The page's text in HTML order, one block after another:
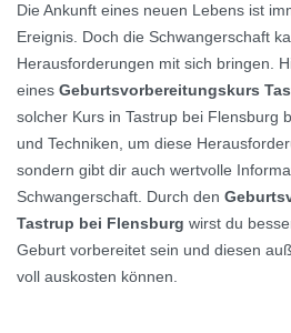
Die Ankunft eines neuen Lebens ist
Ereignis. Doch die Schwangerschaft
Herausforderungen mit sich bringen.
eines Geburtsvorbereitungskurs
solcher Kurs in Tastrup bei Flensburg
und Techniken, um diese
sondern gibt dir auch wertvolle
Schwangerschaft. Durch den
Tastrup bei Flensburg wirst du
Geburt vorbereitet sein und diesen
voll auskosten können.